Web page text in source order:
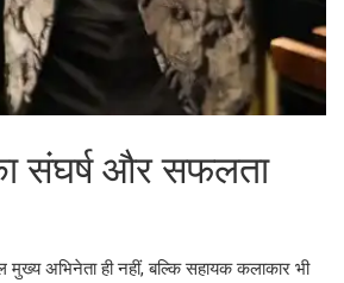
संघर्ष और सफलता
अभिनेता ही नहीं, बल्कि सहायक कलाकार भी